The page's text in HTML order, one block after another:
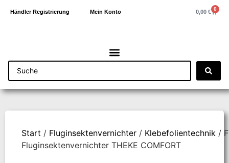
Händler Registrierung Mein Konto 0,00 € 0
Start / Fluginsektenvernichter / Klebefolientechnik /
Fluginsektenvernichter THEKE COMFORT